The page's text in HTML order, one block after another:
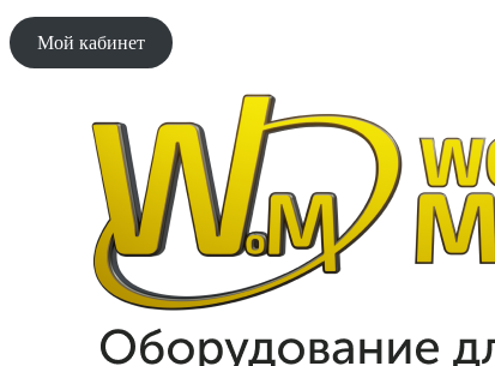
Мой кабинет